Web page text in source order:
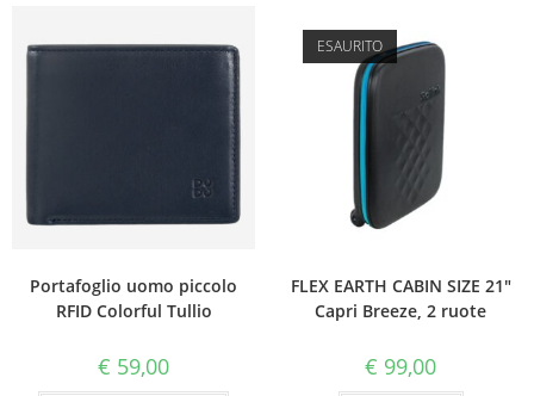
Portafoglio uomo piccolo
RFID Colorful Tullio
€ 59,00
ESAURITO
FLEX EARTH CABIN SIZE 21″
Capri Breeze, 2 ruote
€ 99,00